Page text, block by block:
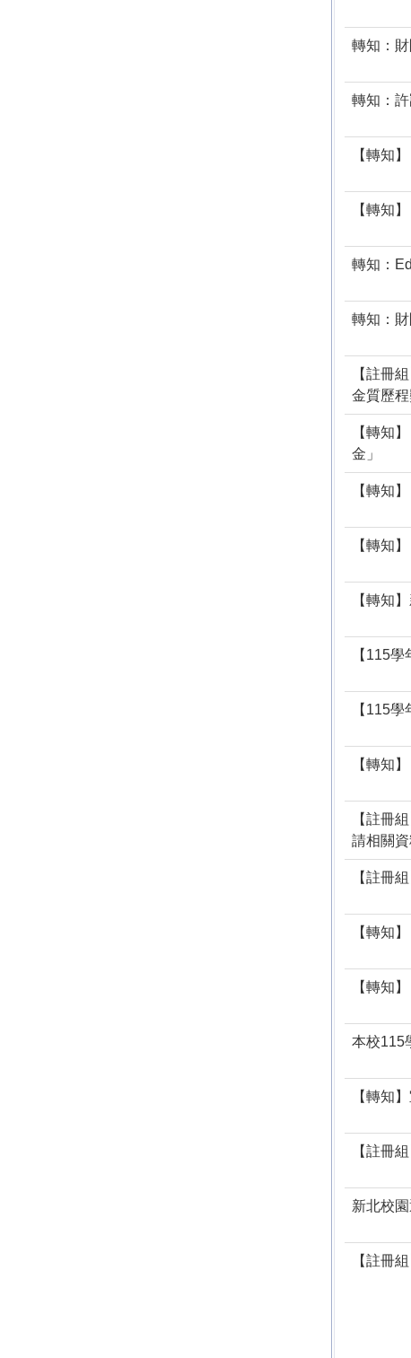
轉知：
轉知：
【轉知
【轉知
轉知：
轉知：
【註冊
金質歷
【轉知
金」
【轉知
【轉知
【轉知
【115
【115
【轉知
【註冊
請相關
【註冊
【轉知
【轉知
本校115
【轉知
【註冊
新北校
【註冊